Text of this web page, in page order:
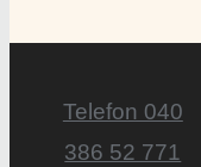
Telefon 040
386 52 771